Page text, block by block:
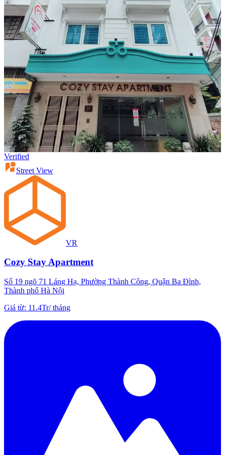
Verified
Street View
VR
Cozy Stay Apartment
Số 19 ngõ 71 Láng Hạ, Phường Thành Công, Quận Ba Đình,
Thành phố Hà Nội
Giá từ: 11.4Tr/tháng